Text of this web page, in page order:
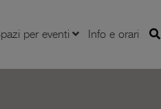
per eventi Info e orari